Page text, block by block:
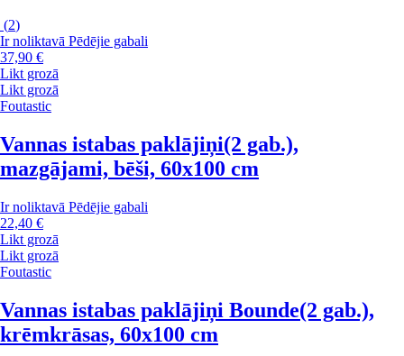
(2)
Ir noliktavā Pēdējie gabali
37,90 €
Likt grozā
Likt grozā
Foutastic
Vannas istabas paklājiņi(2 gab.),
mazgājami, bēši, 60x100 cm
Ir noliktavā Pēdējie gabali
22,40 €
Likt grozā
Likt grozā
Foutastic
Vannas istabas paklājiņi Bounde(2 gab.),
krēmkrāsas, 60x100 cm